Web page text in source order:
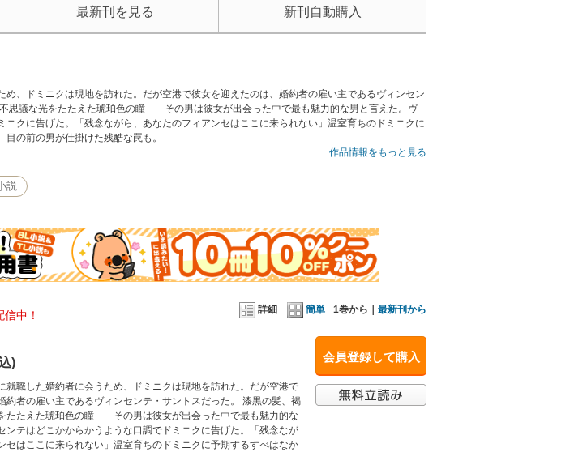
最新刊を見る 新刊自動購入
め、ドミニクは現地を訪れた。だが空港で彼女を迎えたのは、婚約者の雇い主であるヴィンセン
思議な光をたたえた琥珀色の瞳――その男は彼女が出会った中で最も魅力的な男と言えた。ヴ
ニクに告げた。「残念ながら、あなたのフィアンセはここに来られない」温室育ちのドミニクに
の前の男が仕掛けた残酷な罠も。
作品情報をもっと見る
説
詳細 簡単 1巻から｜ 最新刊から
中！
会員登録して購入
)
就職した婚約者に会うため、ドミニクは現地を訪れた。だが空港で
約者の雇い主であるヴィンセンテ・サントスだった。 漆黒の髪、褐
たたえた琥珀色の瞳――その男は彼女が出会った中で最も魅力的な
ンテはどこかからかうような口調でドミニクに告げた。「残念なが
セはここに来られない」温室育ちのドミニクに予期するすべはなか